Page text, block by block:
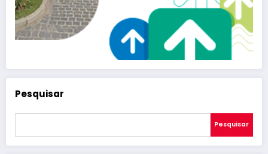
Pesquisar
Pesquisar